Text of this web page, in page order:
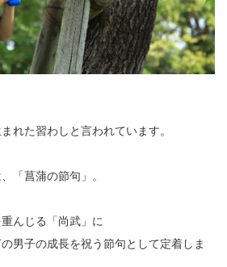
れた習わしと言われています。
「菖蒲の節句」。
んじる「尚武」に
男子の成長を祝う節句として定着しま